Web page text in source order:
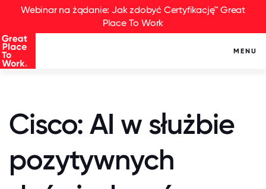
Webinar na żądanie: Jak zdobyć Certyfikację™ Great
Place To Work
MENU
Cisco: AI w służbie
pozytywnych